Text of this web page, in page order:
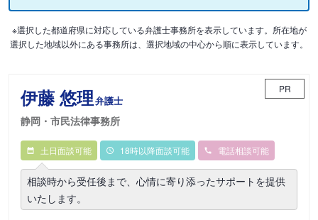
※選択した都道府県に対応している弁護士事務所を表示しています。所在地が
選択した地域以外にある事務所は、選択地域の中心から順に表示しています。
伊藤 悠理弁護士
静岡・市民法律事務所
PR
土日面談可能 18時以降面談可能 電話相談可能
相談時から受任後まで、心情に寄り添ったサポートを提供
いたします。